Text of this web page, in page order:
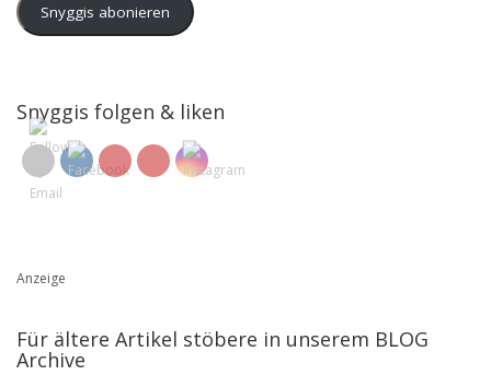
Snyggis abonieren
Snyggis folgen & liken
Anzeige
Für ältere Artikel stöbere in unserem BLOG
Archive